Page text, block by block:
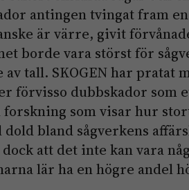
antingen tvingat fram
är värre, givit
borde vara störst för
tall. SKOGEN har pratat
förvisso dubbskador som
som visar hur
dold bland sågverkens
att det inte kan vara
lär ha en högre andel